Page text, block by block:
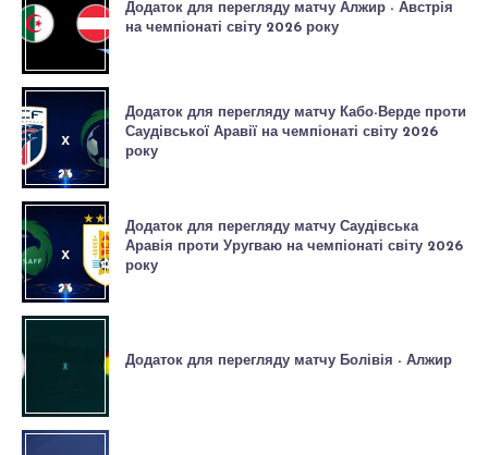
Додаток для перегляду матчу Алжир - Австрія
на чемпіонаті світу 2026 року
Додаток для перегляду матчу Кабо-Верде проти
Саудівської Аравії на чемпіонаті світу 2026
року
Додаток для перегляду матчу Саудівська
Аравія проти Уругваю на чемпіонаті світу 2026
року
Додаток для перегляду матчу Болівія - Алжир